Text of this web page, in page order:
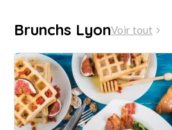
Brunchs LyonVoir tout